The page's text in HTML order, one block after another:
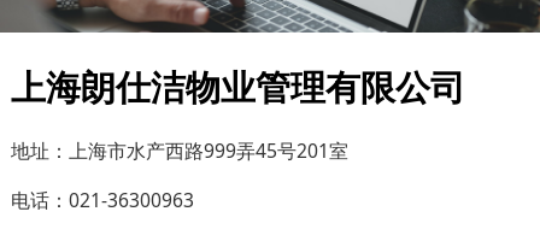
上海朗仕洁物业管理有限公司
地址：上海市水产西路999弄45号201室
电话：021-36300963